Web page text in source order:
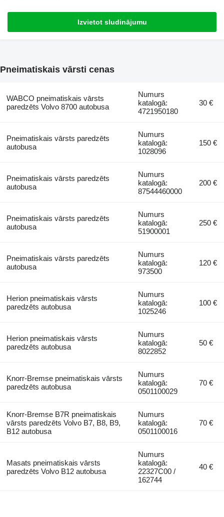
Izvietot sludinājumu
Pneimatiskais vārsti cenas
WABCO pneimatiskais vārsts
paredzēts Volvo 8700 autobusa
Numurs
katalogā:
4721950180
30 €
Pneimatiskais vārsts paredzēts
autobusa
Numurs
katalogā:
1028096
150 €
Pneimatiskais vārsts paredzēts
autobusa
Numurs
katalogā:
87544460000
200 €
Pneimatiskais vārsts paredzēts
autobusa
Numurs
katalogā:
51900001
250 €
Pneimatiskais vārsts paredzēts
autobusa
Numurs
katalogā:
973500
120 €
Herion pneimatiskais vārsts
paredzēts autobusa
Numurs
katalogā:
1025246
100 €
Herion pneimatiskais vārsts
paredzēts autobusa
Numurs
katalogā:
8022852
50 €
Knorr-Bremse pneimatiskais vārsts
paredzēts autobusa
Numurs
katalogā:
0501100029
70 €
Knorr-Bremse B7R pneimatiskais
vārsts paredzēts Volvo B7, B8, B9,
B12 autobusa
Numurs
katalogā:
0501100016
70 €
Masats pneimatiskais vārsts
paredzēts Volvo B12 autobusa
Numurs
katalogā:
22327C00 /
162744
40 €